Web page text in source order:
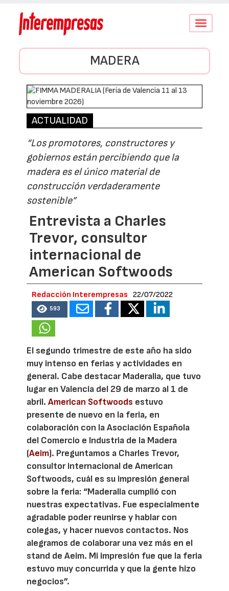
Conmutar
MADERA
ACTUALIDAD
“Los promotores, constructores y
gobiernos están percibiendo que la
madera es el único material de
construcción verdaderamente
sostenible”
Entrevista a Charles
Trevor, consultor
internacional de
American Softwoods
Redacción Interempresas 22/07/2022
593
El segundo trimestre de este año ha sido
muy intenso en ferias y actividades en
general. Cabe destacar Maderalia, que tuvo
lugar en Valencia del 29 de marzo al 1 de
abril.American Softwoods estuvo
presente de nuevo en la feria, en
colaboración con la Asociación Española
del Comercio e Industria de la Madera
(Aeim). Preguntamos a Charles Trevor,
consultor internacional de American
Softwoods, cuál es su impresión general
sobre la feria: “Maderalia cumplió con
nuestras expectativas. Fue especialmente
agradable poder reunirse y hablar con
colegas, y hacer nuevos contactos. Nos
alegramos de colaborar una vez más en el
stand de Aeim. Mi impresión fue que la feria
estuvo muy concurrida y que la gente hizo
negocios”.